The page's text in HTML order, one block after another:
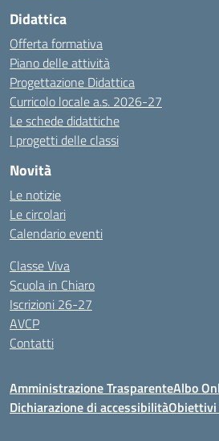
Didattica
Offerta formativa
Piano delle attività
Progettazione Didattica
Curricolo locale a.s. 2026-27
Le schede didattiche
I progetti delle classi
Novità
Le notizie
Le circolari
Calendario eventi
Classe Viva
Scuola in Chiaro
Iscrizioni 26-27
AVCP
Contatti
Amministrazione TrasparenteAlbo
Dichiarazione di accessibilità